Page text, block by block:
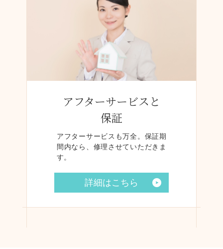
アフターサービスと
保証
アフターサービスも万全。保証期
間内なら、修理させていただきま
す。
詳細はこちら